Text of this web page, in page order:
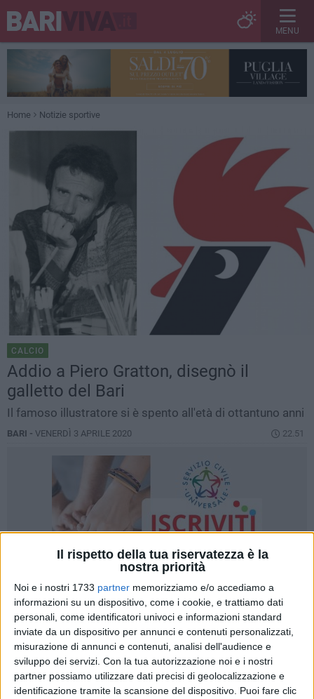
Il rispetto della tua riservatezza è la
nostra priorità
Noi e i nostri 1733 partner memorizziamo e/o accediamo a
informazioni su un dispositivo, come i cookie, e trattiamo dati
personali, come identificatori univoci e informazioni standard
inviate da un dispositivo per annunci e contenuti personalizzati,
misurazione di annunci e contenuti, analisi dell'audience e
sviluppo dei servizi. Con la tua autorizzazione noi e i nostri
partner possiamo utilizzare dati precisi di geolocalizzazione e
identificazione tramite la scansione del dispositivo. Puoi fare clic
MENU
Home Notizie sportive
CALCIO
Addio a Piero Gratton, disegnò il
galletto del Bari
Il famoso illustratore si è spento all'età di ottantuno anni
BARI - VENERDÌ 3 APRILE 2020 22.51
262